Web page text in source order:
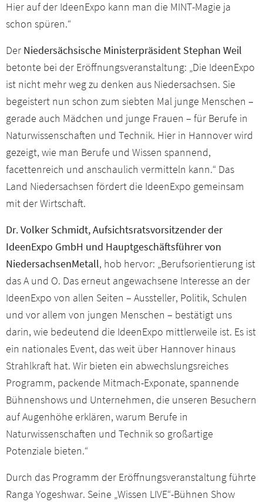
Hier auf der IdeenExpo kann man die MINT-Magie ja
schon spüren.“
Der Niedersächsische Ministerpräsident Stephan Weil
betonte bei der Eröffnungsveranstaltung: „Die IdeenExpo
ist nicht mehr weg zu denken aus Niedersachsen. Sie
begeistert nun schon zum siebten Mal junge Menschen –
gerade auch Mädchen und junge Frauen – für Berufe in
Naturwissenschaften und Technik. Hier in Hannover wird
gezeigt, wie man Berufe und Wissen spannend,
facettenreich und anschaulich vermitteln kann.“ Das
Land Niedersachsen fördert die IdeenExpo gemeinsam
mit der Wirtschaft.
Dr. Volker Schmidt, Aufsichtsratsvorsitzender der
IdeenExpo GmbH und Hauptgeschäftsführer von
NiedersachsenMetall, hob hervor: „Berufsorientierung ist
das A und O. Das erneut angewachsene Interesse an der
IdeenExpo von allen Seiten – Aussteller, Politik, Schulen
und vor allem von jungen Menschen – bestätigt uns
darin, wie bedeutend die IdeenExpo mittlerweile ist. Es ist
ein nationales Event, das weit über Hannover hinaus
Strahlkraft hat. Wir bieten ein abwechslungsreiches
Programm, packende Mitmach-Exponate, spannende
Bühnenshows und Unternehmen, die unseren Besuchern
auf Augenhöhe erklären, warum Berufe in
Naturwissenschaften und Technik so großartige
Potenziale bieten.“
Durch das Programm der Eröffnungsveranstaltung führte
Ranga Yogeshwar. Seine „Wissen LIVE“-Bühnen Show